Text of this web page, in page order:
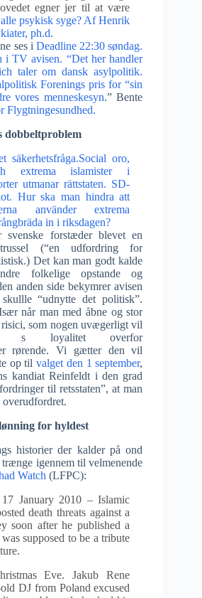
egner jer til at være
psykisk syge? Af Henrik
ph.d.
ses i Deadline 22:30 søndag.
i TV avisen. “Det her handler
taler om dansk asylpolitik.
Forenings pris for “sin
vores menneskesyn.” Bente
Flygtningesundhed.
dobbeltproblem
säkerhetsfråga.Social oro,
extrema islamister i
utmanar rättstaten. SD-
Hur ska man hindra att
använder extrema
in i riksdagen?
forstæder blevet en
(“en udfordring for
Det kan man godt kalde
folkelige opstande og
anden side bekymrer avisen
“udnytte det politisk”.
når man med åbne og stor
som nogen uvægerligt vil
s loyalitet overfor
rørende. Vi gætter den vil
op tilvalget den 1 september,
kandiat Reinfeldt i den grad
til retsstaten”, at man
for hyldest
historier der kalder på ond
igennem til velmenende
Watch (LFPC):
January 2010 – Islamic
death threats against a
soon after he published a
supposed to be a tribute
Eve. Jakub Rene
DJ from Poland excused